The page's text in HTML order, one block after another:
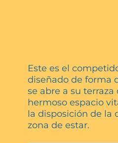
Este es el
diseñado de forma
se abre a su
hermoso espacio
la disposición de la
zona de estar.